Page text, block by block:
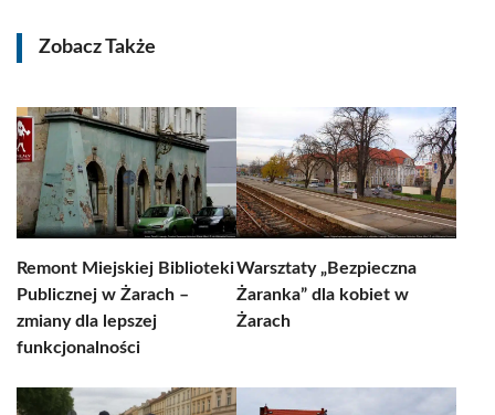
Zobacz Także
Remont Miejskiej Biblioteki
Publicznej w Żarach –
zmiany dla lepszej
funkcjonalności
Warsztaty „Bezpieczna
Żaranka” dla kobiet w
Żarach